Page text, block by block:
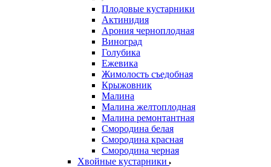
Плодовые кустарники
Актинидия
Арония черноплодная
Виноград
Голубика
Ежевика
Жимолость съедобная
Крыжовник
Малина
Малина желтоплодная
Малина ремонтантная
Смородина белая
Смородина красная
Смородина черная
Хвойные кустарники